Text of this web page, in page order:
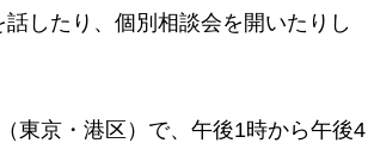
したり、個別相談会を開いたりし
東京・港区）で、午後1時から午後4